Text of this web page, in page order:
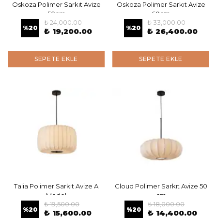
Oskoza Polimer Sarkıt Avize
50cm
%20
₺ 24,000.00
₺ 19,200.00
SEPETE EKLE
Oskoza Polimer Sarkıt Avize
60cm
%20
₺ 33,000.00
₺ 26,400.00
SEPETE EKLE
Talia Polimer Sarkıt Avize A
Model
%20
₺ 19,500.00
₺ 15,600.00
Cloud Polimer Sarkıt Avize 50
cm
%20
₺ 18,000.00
₺ 14,400.00